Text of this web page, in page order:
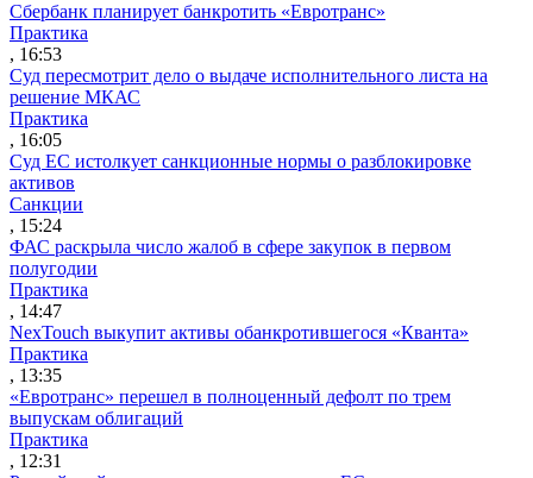
Сбербанк планирует банкротить «Евротранс»
Практика
, 16:53
Суд пересмотрит дело о выдаче исполнительного листа на
решение МКАС
Практика
, 16:05
Суд ЕС истолкует санкционные нормы о разблокировке
активов
Санкции
, 15:24
ФАС раскрыла число жалоб в сфере закупок в первом
полугодии
Практика
, 14:47
NexTouch выкупит активы обанкротившегося «Кванта»
Практика
, 13:35
«Евротранс» перешел в полноценный дефолт по трем
выпускам облигаций
Практика
, 12:31